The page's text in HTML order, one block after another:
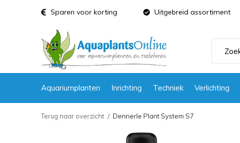
Aquariumplanten Inrichting Techniek Verlichting
Sparen voor korting Uitgebreid assortiment
Terug naar overzicht Dennerle Plant System S7